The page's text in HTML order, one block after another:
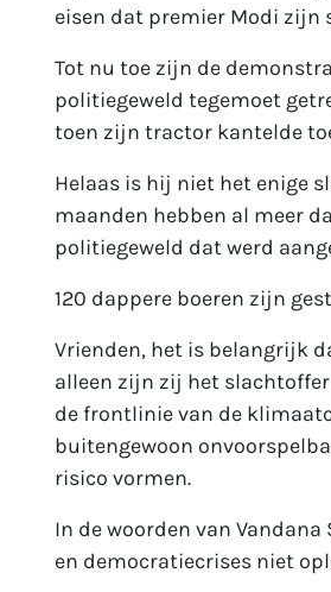
eisen dat premier Modi
Tot nu toe zijn de
politiegeweld tegemoet
toen zijn tractor kantelde
Helaas is hij niet het enige
maanden hebben al meer
politiegeweld dat werd
120 dappere boeren zijn
Vrienden, het is belangrijk
alleen zijn zij het
de frontlinie van de
buitengewoon
risico vormen.
In de woorden van
en democratiecrises niet